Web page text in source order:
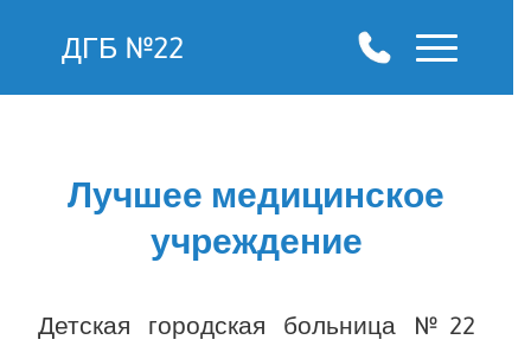
ДГБ №22
Лучшее медицинское
учреждение
Детская городская больница №22